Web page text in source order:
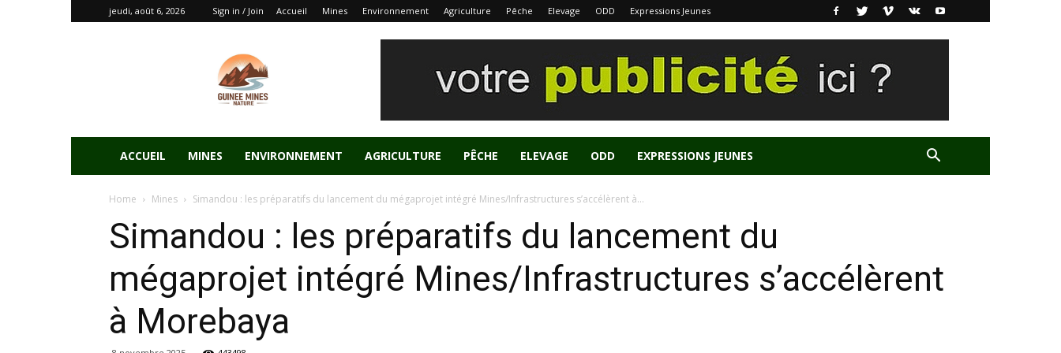
jeudi, août 6, 2026 Sign in / Join Accueil Mines Environnement Agriculture Pêche Elevage ODD Expressions Jeunes
ACCUEIL MINES ENVIRONNEMENT AGRICULTURE PÊCHE ELEVAGE ODD EXPRESSIONS JEUNES
Home Mines Simandou : les préparatifs du lancement du mégaprojet intégré Mines/Infrastructures s’accélèrent à...
Simandou : les préparatifs du lancement du
mégaprojet intégré Mines/Infrastructures s’accélèrent
à Morebaya